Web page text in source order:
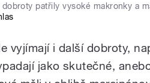
patřily vysoké makronky a
vyjímají i další dobroty,
jako skutečné,